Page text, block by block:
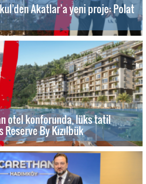
Akatlar’a yeni proje: Polat
otel konforunda, lüks tatil
By Kızılbük